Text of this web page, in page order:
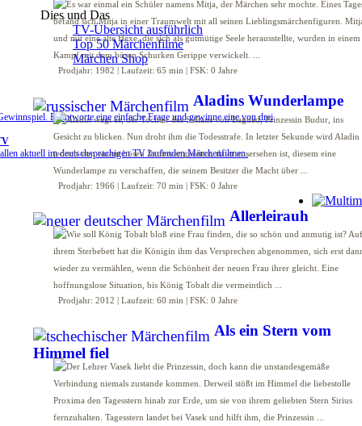
Dies und Das
TV-Übersicht ausführlich
Top 50 Märchenfilme
Märchen Shop
Beantworte eine einfache Frage und gewinne eine von drei
aktuell im deutschsprachigen TV laufenden Märchenfilmen.
Prodjahr: 1982 | Laufzeit: 65 min | FSK: 0 Jahre
Aladins Wunderlampe
Prodjahr: 1966 | Laufzeit: 70 min | FSK: 0 Jahre
Allerleirauh
Prodjahr: 2012 | Laufzeit: 60 min | FSK: 0 Jahre
Als ein Stern vom
Himmel fiel